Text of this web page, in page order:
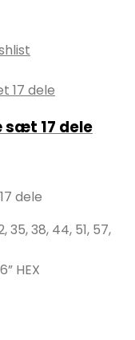
17 dele
dele
35, 38, 44, 51, 57,
HEX